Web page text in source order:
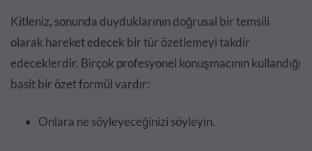
Kitleniz, sonunda duyduklarının doğrusal bir temsili
olarak hareket edecek bir tür özetlemeyi takdir
edeceklerdir. Birçok profesyonel konuşmacının kullandığı
basit bir özet formül vardır:
Onlara ne söyleyeceğinizi söyleyin.